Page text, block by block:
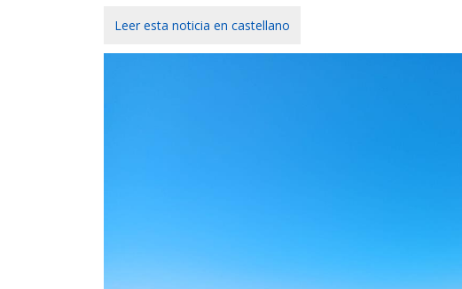
Leer esta noticia en castellano